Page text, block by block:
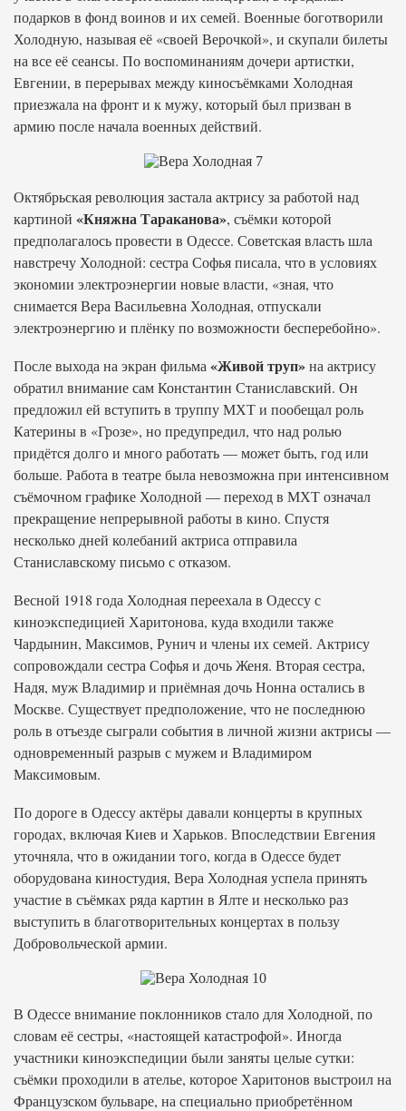
подарков в фонд воинов и их семей. Военные боготворили
Холодную, называя её «своей Верочкой», и скупали билеты
на все её сеансы. По воспоминаниям дочери артистки,
Евгении, в перерывах между киносъёмками Холодная
приезжала на фронт и к мужу, который был призван в
армию после начала военных действий.
Октябрьская революция застала актрису за работой над
картиной «Княжна Тараканова», съёмки которой
предполагалось провести в Одессе. Советская власть шла
навстречу Холодной: сестра Софья писала, что в условиях
экономии электроэнергии новые власти, «зная, что
снимается Вера Васильевна Холодная, отпускали
электроэнергию и плёнку по возможности бесперебойно».
После выхода на экран фильма «Живой труп»на актрису
обратил внимание сам Константин Станиславский. Он
предложил ей вступить в труппу МХТ и пообещал роль
Катерины в «Грозе», но предупредил, что над ролью
придётся долго и много работать — может быть, год или
больше. Работа в театре была невозможна при интенсивном
съёмочном графике Холодной — переход в МХТ означал
прекращение непрерывной работы в кино. Спустя
несколько дней колебаний актриса отправила
Станиславскому письмо с отказом.
Весной 1918 года Холодная переехала в Одессу с
киноэкспедицией Харитонова, куда входили также
Чардынин, Максимов, Рунич и члены их семей. Актрису
сопровождали сестра Софья и дочь Женя. Вторая сестра,
Надя, муж Владимир и приёмная дочь Нонна остались в
Москве. Существует предположение, что не последнюю
роль в отъезде сыграли события в личной жизни актрисы —
одновременный разрыв с мужем и Владимиром
Максимовым.
По дороге в Одессу актёры давали концерты в крупных
городах, включая Киев и Харьков. Впоследствии Евгения
уточняла, что в ожидании того, когда в Одессе будет
оборудована киностудия, Вера Холодная успела принять
участие в съёмках ряда картин в Ялте и несколько раз
выступить в благотворительных концертах в пользу
Добровольческой армии.
В Одессе внимание поклонников стало для Холодной, по
словам её сестры, «настоящей катастрофой». Иногда
участники киноэкспедиции были заняты целые сутки:
съёмки проходили в ателье, которое Харитонов выстроил на
Французском бульваре, на специально приобретённом